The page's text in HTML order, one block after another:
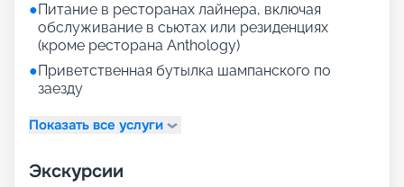
●Питание в ресторанах лайнера, включая
обслуживание в сьютах или резиденциях
(кроме ресторана Anthology)
●Приветственная бутылка шампанского по
заезду
Показать все услуги
Экскурсии